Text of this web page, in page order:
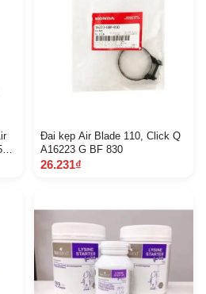
Đai kẹp Air Blade 110, Click Q
A16223 G BF 830
26.231₫